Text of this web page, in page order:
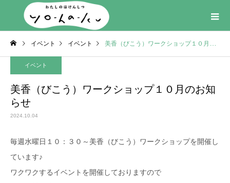
イベント イベント 美香（びこう）ワークショップ１０月のお知らせ
美香（びこう）ワークショップ１０月のお知
らせ
2024.10.04
イベント
毎週水曜日１０：３０～美香（びこう）ワークショップを開催し
ています♪
ワクワクするイベントを開催しておりますので